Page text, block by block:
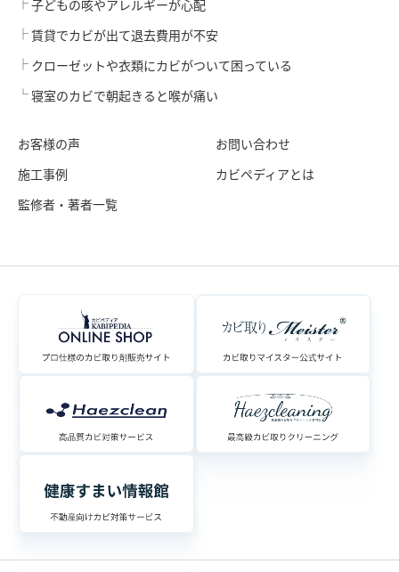
子どもの咳やアレルギーが心配
賃貸でカビが出て退去費用が不安
クローゼットや衣類にカビがついて困っている
寝室のカビで朝起きると喉が痛い
お客様の声
施工事例
監修者・著者一覧
お問い合わせ
カビペディアとは